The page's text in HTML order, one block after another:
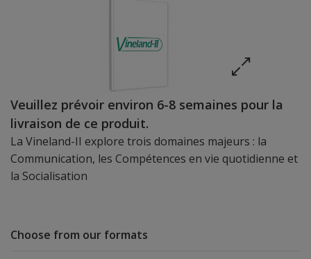
La Vineland-II explore trois domaines majeurs : la
Communication, les Compétences en vie quotidienne et
la Socialisation
Veuillez prévoir environ 6-8 semaines pour la
livraison de ce produit.
Choose from our formats